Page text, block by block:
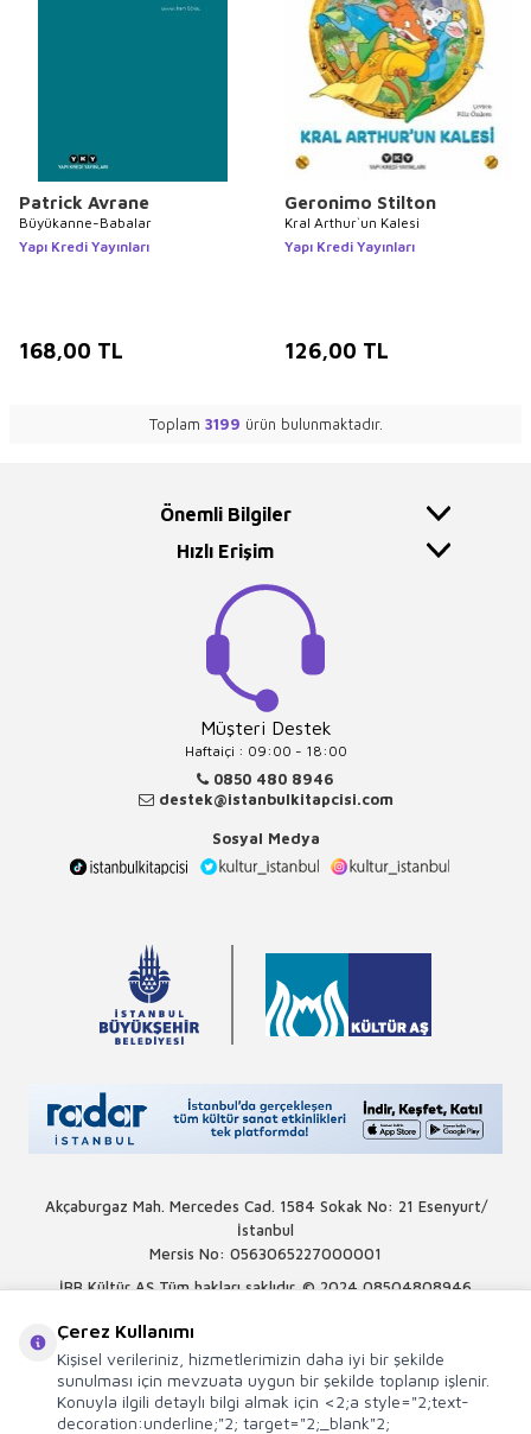
Patrick Avrane
Büyükanne-Babalar
Yapı Kredi Yayınları
168,00 TL
Geronimo Stilton
Kral Arthur`un Kalesi
Yapı Kredi Yayınları
126,00 TL
Toplam 3199 ürün bulunmaktadır.
Önemli Bilgiler
Hızlı Erişim
Müşteri Destek
Haftaiçi : 09:00 - 18:00
0850 480 8946
destek@istanbulkitapcisi.com
Sosyal Medya
Akçaburgaz Mah. Mercedes Cad. 1584 Sokak No: 21 Esenyurt/
İstanbul
Mersis No: 0563065227000001
İBB Kültür AŞ Tüm hakları saklıdır. © 2024 08504808946
Çerez Kullanımı
Kişisel verileriniz, hizmetlerimizin daha iyi bir şekilde
sunulması için mevzuata uygun bir şekilde toplanıp işlenir.
Konuyla ilgili detaylı bilgi almak için <2;a style="2;text-
decoration:underline;"2; target="2;_blank"2;